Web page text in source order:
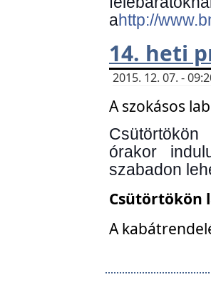
ahttp://
14. heti
2015. 12. 07. -
A szokásos
órakor
szabadon
Csütörtökön
A